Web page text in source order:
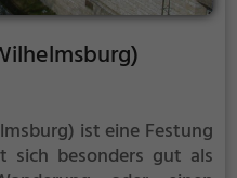
ist eine Festung
sich besonders gut als